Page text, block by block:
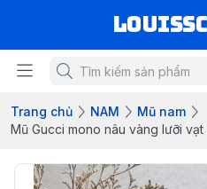
Trang chủ NAM
Mũ nam
Mũ Gucci mono nâu vàng lưỡi vạt